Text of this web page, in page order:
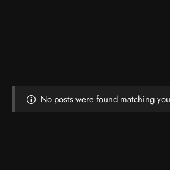
No posts were found matching